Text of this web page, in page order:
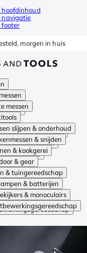
navigatie
footer
morgen in huis
messen
slijpen & onderhoud
& snijden
& kookgerei
& gear
& tuingereedschap
& batterijen
& monoculairs
slijpen & onderhoud
& snijden
& kookgerei
& gear
tuingereedschap
& batterijen
& monoculairs